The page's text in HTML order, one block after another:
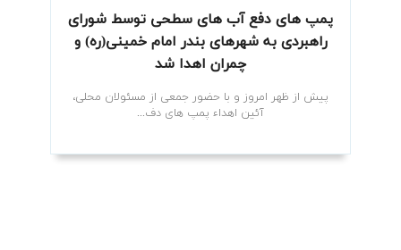
پمپ های دفع آب های سطحی توسط شورای
راهبردی به شهرهای بندر امام خمینی(ره) و
چمران اهدا شد
پیش از ظهر امروز و با حضور جمعی از مسئولان محلی،
آئین اهداء پمپ های دف...